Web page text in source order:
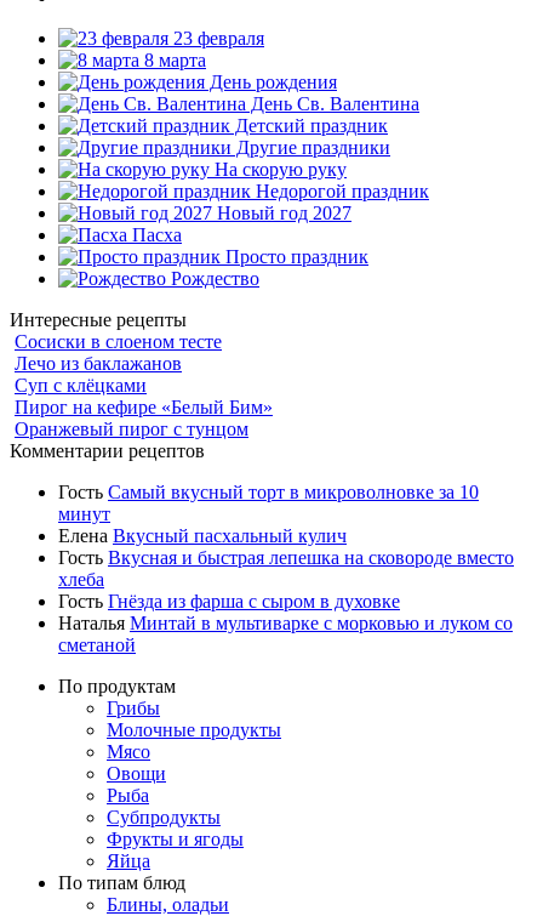
23 февраля
8 марта
День рождения
День Св. Валентина
Детский праздник
Другие праздники
На скорую руку
Недорогой праздник
Новый год 2027
Пасха
Просто праздник
Рождество
Интересные рецепты
Сосиски в слоеном тесте
Лечо из баклажанов
Суп с клёцками
Пирог на кефире «Белый Бим»
Оранжевый пирог с тунцом
Комментарии рецептов
Гость Самый вкусный торт в микроволновке за 10
минут
Елена Вкусный пасхальный кулич
Гость Вкусная и быстрая лепешка на сковороде вместо
хлеба
Гость Гнёзда из фарша с сыром в духовке
Наталья Минтай в мультиварке с морковью и луком со
сметаной
По продуктам
Грибы
Молочные продукты
Мясо
Овощи
Рыба
Субпродукты
Фрукты и ягоды
Яйца
По типам блюд
Блины, оладьи